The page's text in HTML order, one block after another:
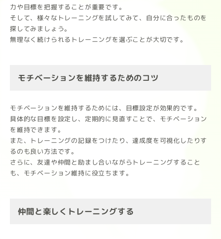
力や目標を把握することが重要です。
そして、様々なトレーニングを試してみて、自分に合ったものを
探してみましょう。
無理なく続けられるトレーニングを選ぶことが大切です。
モチベーションを維持するためのコツ
モチベーションを維持するためには、目標設定が効果的です。
具体的な目標を設定し、定期的に見直すことで、モチベーション
を維持できます。
また、トレーニングの記録をつけたり、達成度を可視化したりす
るのも良い方法です。
さらに、友達や仲間と励まし合いながらトレーニングすること
も、モチベーション維持に役立ちます。
仲間と楽しくトレーニングする